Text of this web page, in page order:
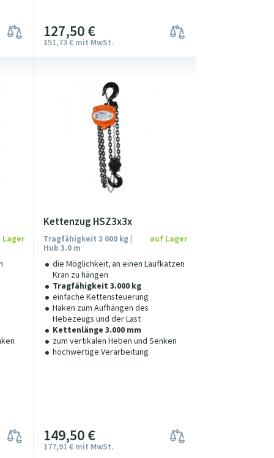
127 50€
151 73€ mit MwSt.
Lager
Kettenzug HSZ3x3x
Tragfähigkeit 3 000 kg |
Hub 3.0 m
die Möglichkeit, an einen Laufkatzen
Kran zu hängen
Tragfähigkeit 3.000 kg
einfache Kettensteuerung
Haken zum Aufhängen des
Hebezeugs und der Last
Kettenlänge 3.000 mm
zum vertikalen Heben und Senken
hochwertige Verarbeitung
auf Lager
149 50€
177 91€ mit MwSt.